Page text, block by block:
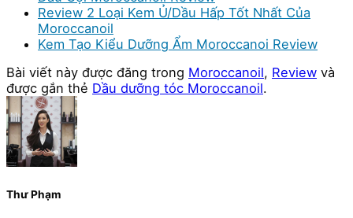
Review 2 Loại Kem Ủ/Dầu Hấp Tốt Nhất Của
Moroccanoil
Kem Tạo Kiểu Dưỡng Ẩm Moroccanoi Review
Bài viết này được đăng trong Moroccanoil, Review và
được gắn thẻ Dầu dưỡng tóc Moroccanoil.
Thư Phạm